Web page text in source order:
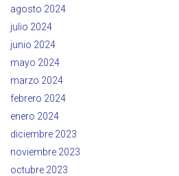
agosto 2024
julio 2024
junio 2024
mayo 2024
marzo 2024
febrero 2024
enero 2024
diciembre 2023
noviembre 2023
octubre 2023